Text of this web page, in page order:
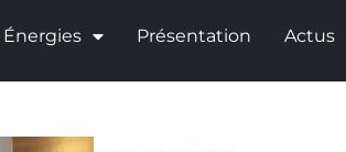
Énergies Présentation Actus